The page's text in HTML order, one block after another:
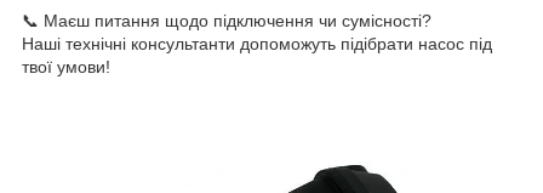
📞 Маєш питання щодо підключення чи сумісності?
Наші технічні консультанти допоможуть підібрати насос під
твої умови!